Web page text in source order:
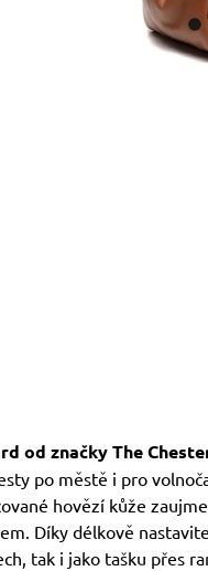
od značky The
po městě i pro
hovězí kůže
Díky délkově
tak i jako tašku přes